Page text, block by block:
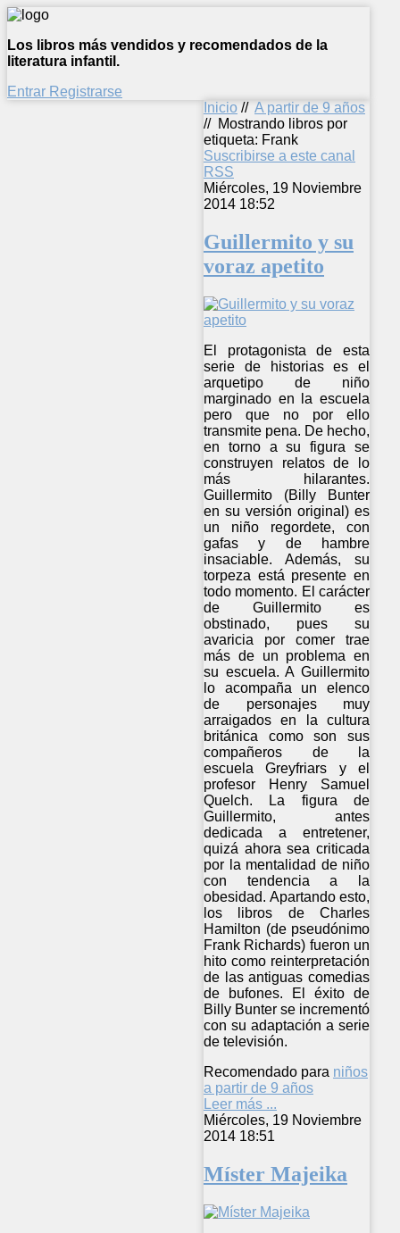
Los libros más vendidos y recomendados de la
literatura infantil.
Entrar Registrarse
Inicio // A partir de 9 años
// Mostrando libros por
etiqueta: Frank
Suscribirse a este canal
RSS
Miércoles, 19 Noviembre
2014 18:52
Guillermito y su
voraz apetito
El protagonista de esta
serie de historias es el
arquetipo de niño
marginado en la escuela
pero que no por ello
transmite pena. De hecho,
en torno a su figura se
construyen relatos de lo
más hilarantes.
Guillermito (Billy Bunter
en su versión original) es
un niño regordete, con
gafas y de hambre
insaciable. Además, su
torpeza está presente en
todo momento. El carácter
de Guillermito es
obstinado, pues su
avaricia por comer trae
más de un problema en
su escuela. A Guillermito
lo acompaña un elenco
de personajes muy
arraigados en la cultura
británica como son sus
compañeros de la
escuela Greyfriars y el
profesor Henry Samuel
Quelch. La figura de
Guillermito, antes
dedicada a entretener,
quizá ahora sea criticada
por la mentalidad de niño
con tendencia a la
obesidad. Apartando esto,
los libros de Charles
Hamilton (de pseudónimo
Frank Richards) fueron un
hito como reinterpretación
de las antiguas comedias
de bufones. El éxito de
Billy Bunter se incrementó
con su adaptación a serie
de televisión.
Recomendado para niños
a partir de 9 años
Leer más ...
Miércoles, 19 Noviembre
2014 18:51
Míster Majeika